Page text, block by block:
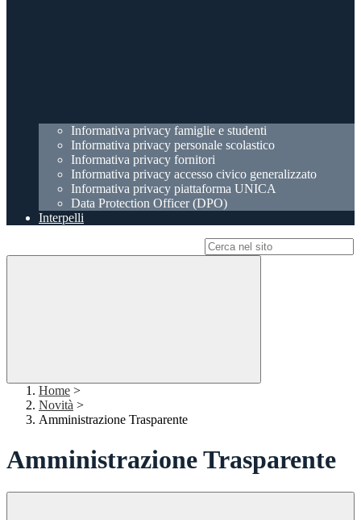
Informativa privacy famiglie e studenti
Informativa privacy personale scolastico
Informativa privacy fornitori
Informativa privacy accesso civico generalizzato
Informativa privacy piattaforma UNICA
Data Protection Officer (DPO)
Interpelli
Home >
Novità >
Amministrazione Trasparente
Amministrazione Trasparente